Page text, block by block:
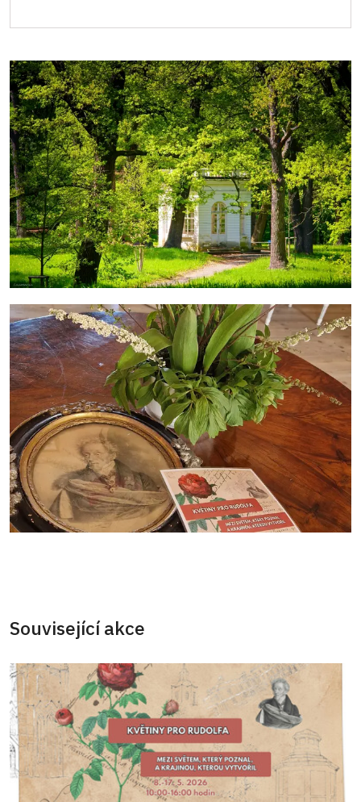
Související akce